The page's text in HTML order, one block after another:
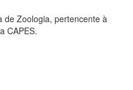
de Zoologia, pertencente à
CAPES.